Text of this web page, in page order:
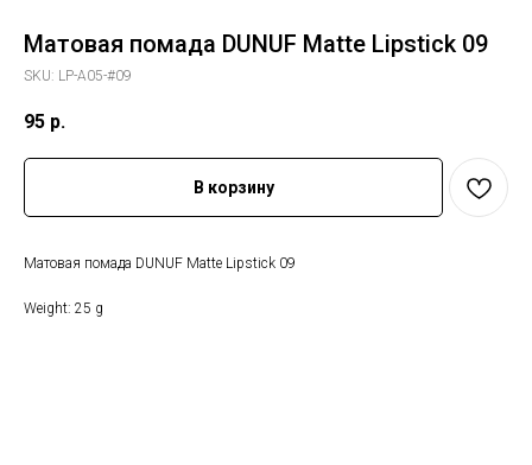
Матовая помада DUNUF Matte Lipstick 09
SKU: LP-A05-#09
95 р.
В корзину
Матовая помада DUNUF Matte Lipstick 09
Weight: 25 g